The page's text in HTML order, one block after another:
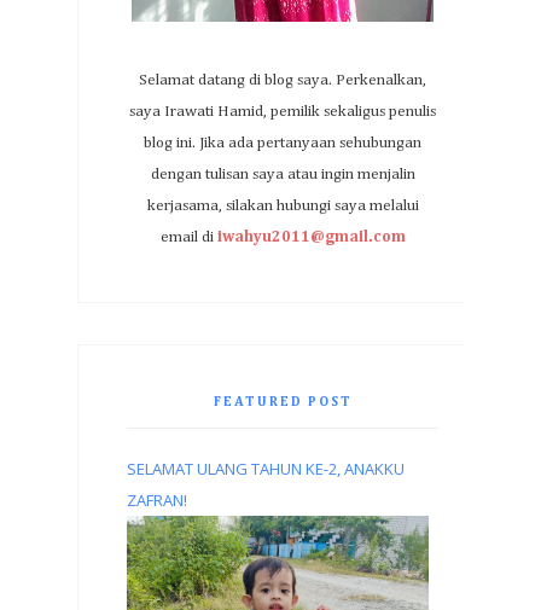
Selamat datang di blog saya. Perkenalkan,
saya Irawati Hamid, pemilik sekaligus penulis
blog ini. Jika ada pertanyaan sehubungan
dengan tulisan saya atau ingin menjalin
kerjasama, silakan hubungi saya melalui
email di iwahyu2011@gmail.com
FEATURED POST
SELAMAT ULANG TAHUN KE-2, ANAKKU
ZAFRAN!